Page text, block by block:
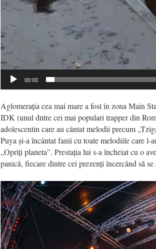
00:00
Aglomerația cea mai mare a fost în zona Main
IDK (unul dntre cei mai populari trapper din
adolescentin care au cântat melodii precum
Puya și-a încântat fanii cu toate melodiile care l-
„Opriți planeta”. Prestația lui s-a încheiat cu o
panică, fiecare dintre cei prezenți încercând să se